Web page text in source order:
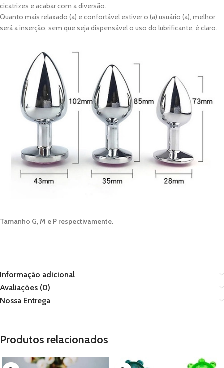
cicatrizes e acabar com a diversão.
Quanto mais relaxado (a) e confortável estiver o (a) usuário (a), melhor
será a inserção, sem que seja dispensável o uso do lubrificante, é claro.
Tamanho G, M e P respectivamente.
Informação adicional
Avaliações (0)
Nossa Entrega
Produtos relacionados